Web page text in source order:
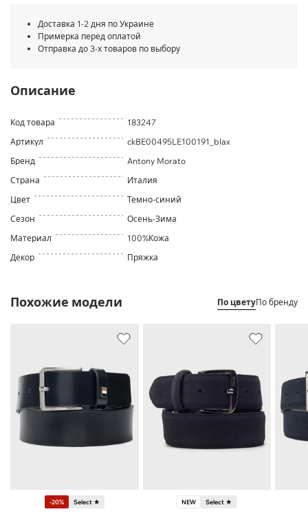
Доставка 1-2 дня по Украине
Примерка перед оплатой
Отправка до 3-х товаров по выбору
Описание
Код товара
183247
Артикул
ckBE00495LE100191_blax
Бренд
Antony Morato
Страна
Италия
Цвет
Темно-синий
Сезон
Осень-Зима
Материал
100%Кожа
Декор
Пряжка
Похожие модели По цветуПо бренду
-20% Select ★ NEW Select ★